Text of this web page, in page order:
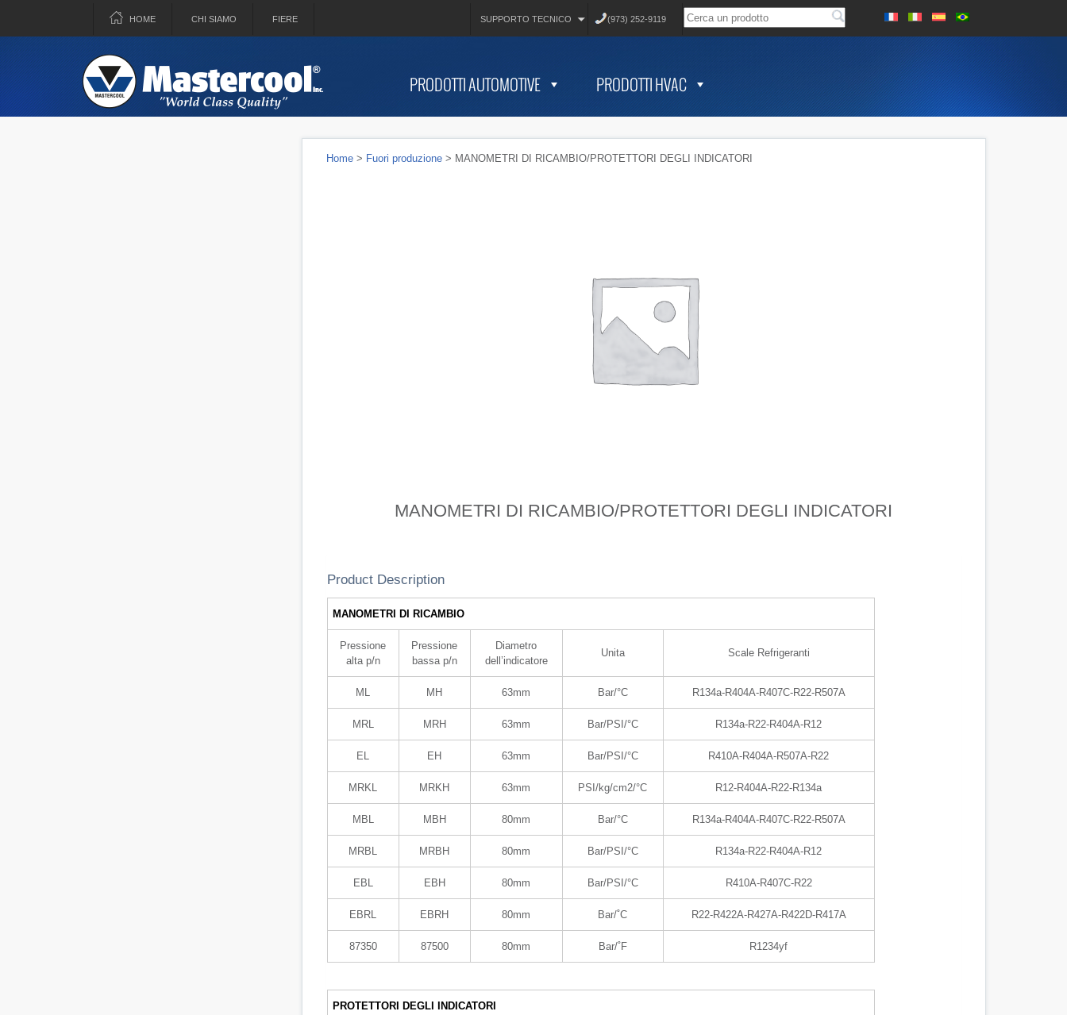
HOME CHI SIAMO FIERE SUPPORTO TECNICO (973) 252-9119
PRODOTTI AUTOMOTIVE PRODOTTI HVAC
Home> Fuori produzione> MANOMETRI DI RICAMBIO/PROTETTORI DEGLI INDICATORI
MANOMETRI DI RICAMBIO/PROTETTORI DEGLI INDICATORI
Product Description
MANOMETRI DI RICAMBIO
Pressione
alta p/n
Pressione
bassa p/n
Diametro
dell’indicatore
Unita Scale Refrigeranti
ML MH 63mm Bar/°C R134a-R404A-R407C-R22-R507A
MRL MRH 63mm Bar/PSI/°C R134a-R22-R404A-R12
EL EH 63mm Bar/PSI/°C R410A-R404A-R507A-R22
MRKL MRKH 63mm PSI/kg/cm2/°C R12-R404A-R22-R134a
MBL MBH 80mm Bar/°C R134a-R404A-R407C-R22-R507A
MRBL MRBH 80mm Bar/PSI/°C R134a-R22-R404A-R12
EBL EBH 80mm Bar/PSI/°C R410A-R407C-R22
EBRL EBRH 80mm Bar/˚C R22-R422A-R427A-R422D-R417A
87350 87500 80mm Bar/˚F R1234yf
PROTETTORI DEGLI INDICATORI